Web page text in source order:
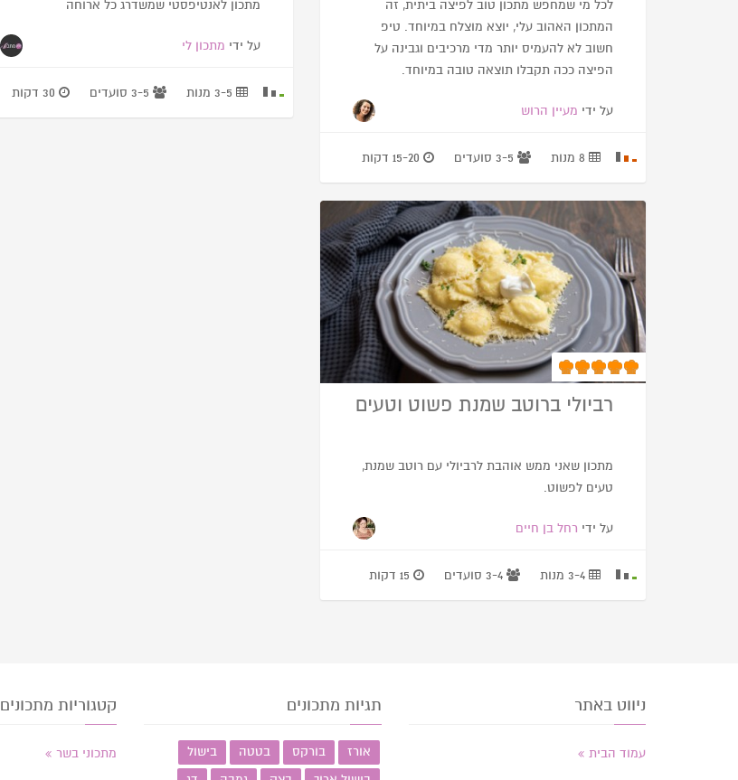
לכל מי שמחפש מתכון טוב לפיצה ביתית, זה
המתכון האהוב עלי, יוצא מוצלח במיוחד. טיפ
חשוב לא להעמיס יותר מדי מרכיבים וגבינה על
הפיצה ככה תקבלו תוצאה טובה במיוחד.
על ידי מעיין הרוש
מתכון לאנטיפסטי שמשדרג כל ארוחה
על ידי מתכון לי
רביולי ברוטב שמנת פשוט וטעים
מתכון שאני ממש אוהבת לרביולי עם רוטב שמנת,
טעים לפשוט.
על ידי רחל בן חיים
ניווט באתר
עמוד הבית
תגיות מתכונים
אורז בורקס בטטה
בישול
קטגוריות מתכונים
מתכוני בשר